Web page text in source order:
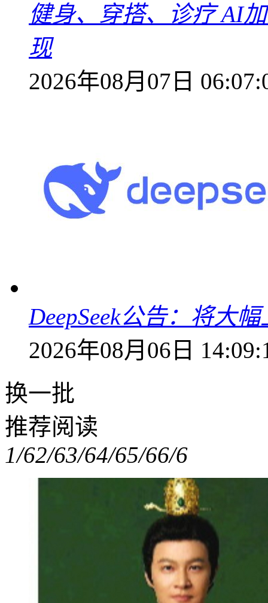
健身、穿搭、诊疗 AI
现
2026年08月07日
DeepSeek公告：将大
2026年08月06日
换一批
推荐阅读
1/62/63/64/65/66/6